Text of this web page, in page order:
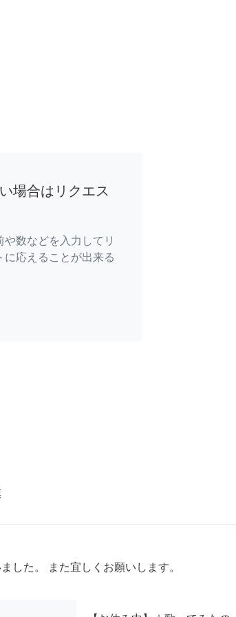
場合はリクエス
数などを入力してリ
に応えることが出来る
した。 また宜しくお願いします。